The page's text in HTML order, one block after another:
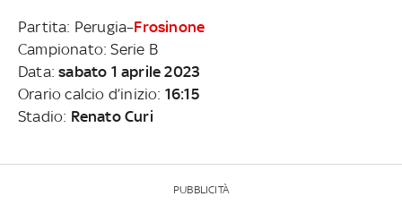
Partita: Perugia–Frosinone
Campionato: Serie B
Data:sabato 1 aprile 2023
Orario calcio d’inizio: 16:15
Stadio: Renato Curi
PUBBLICITÀ